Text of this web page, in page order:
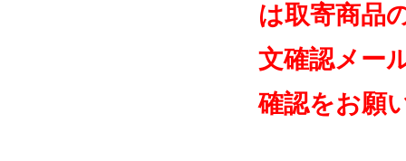
は取寄商品
文確認メー
確認をお願